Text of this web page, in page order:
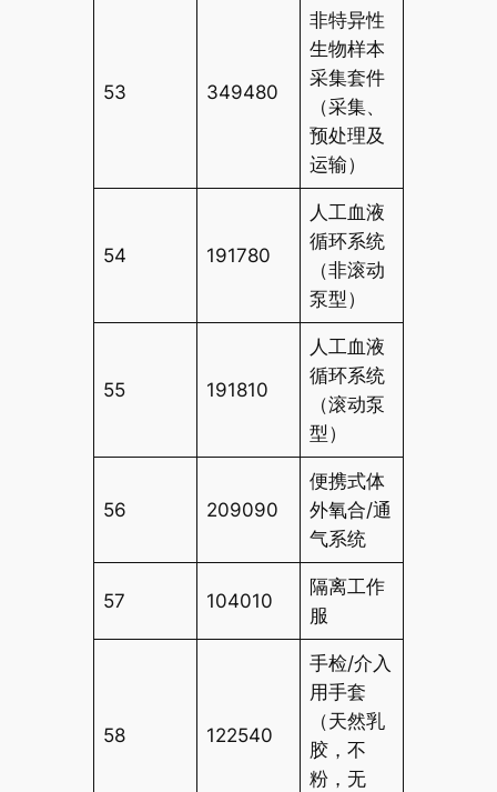
53 349480
非特异性
生物样本
采集套件
（采集、
预处理及
运输）
54 191780
人工血液
循环系统
（非滚动
泵型）
55 191810
人工血液
循环系统
（滚动泵
型）
56 209090
便携式体
外氧合/通
气系统
57 104010
隔离工作
服
58 122540
手检/介入
用手套
（天然乳
胶，不
粉，无